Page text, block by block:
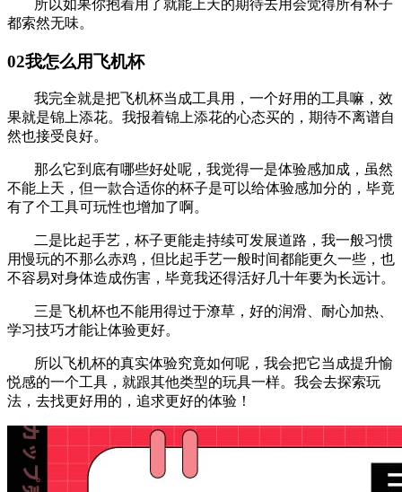
所以如果你抱着用了就能上天的期待去用会觉得所有杯子
都索然无味。
02我怎么用飞机杯
我完全就是把飞机杯当成工具用，一个好用的工具嘛，效
果就是锦上添花。我报着锦上添花的心态买的，期待不离谱自
然也接受良好。
那么它到底有哪些好处呢，我觉得一是体验感加成，虽然
不能上天，但一款合适你的杯子是可以给体验感加分的，毕竟
有了个工具可玩性也增加了啊。
二是比起手艺，杯子更能走持续可发展道路，我一般习惯
用慢玩的不那么赤鸡，但比起手艺一般时间都能更久一些，也
不容易对身体造成伤害，毕竟我还得活好几十年要为长远计。
三是飞机杯也不能用得过于潦草，好的润滑、耐心加热、
学习技巧才能让体验更好。
所以飞机杯的真实体验究竟如何呢，我会把它当成提升愉
悦感的一个工具，就跟其他类型的玩具一样。我会去探索玩
法，去找更好用的，追求更好的体验！